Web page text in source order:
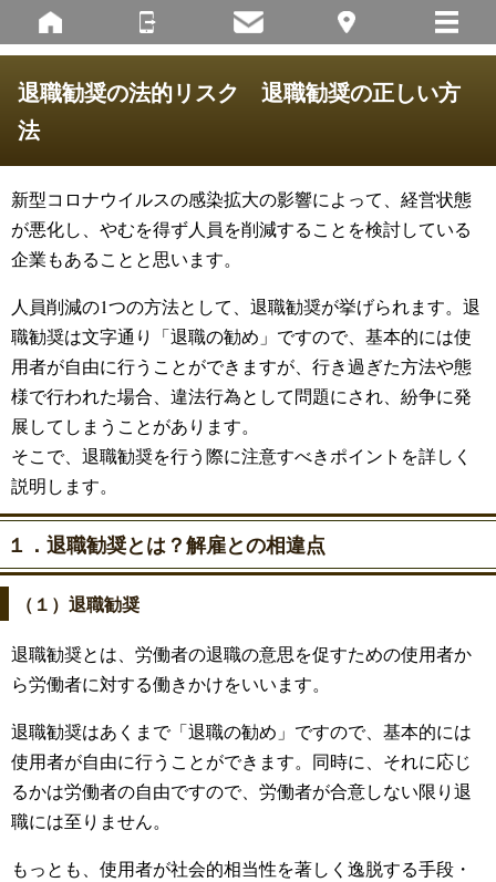
退職勧奨の法的リスク 退職勧奨の正しい方
法
新型コロナウイルスの感染拡大の影響によって、経営状態
が悪化し、やむを得ず人員を削減することを検討している
企業もあることと思います。
人員削減の1つの方法として、退職勧奨が挙げられます。退
職勧奨は文字通り「退職の勧め」ですので、基本的には使
用者が自由に行うことができますが、行き過ぎた方法や態
様で行われた場合、違法行為として問題にされ、紛争に発
展してしまうことがあります。
そこで、退職勧奨を行う際に注意すべきポイントを詳しく
説明します。
１．退職勧奨とは？解雇との相違点
（１）退職勧奨
退職勧奨とは、労働者の退職の意思を促すための使用者か
ら労働者に対する働きかけをいいます。
退職勧奨はあくまで「退職の勧め」ですので、基本的には
使用者が自由に行うことができます。同時に、それに応じ
るかは労働者の自由ですので、労働者が合意しない限り退
職には至りません。
もっとも、使用者が社会的相当性を著しく逸脱する手段・